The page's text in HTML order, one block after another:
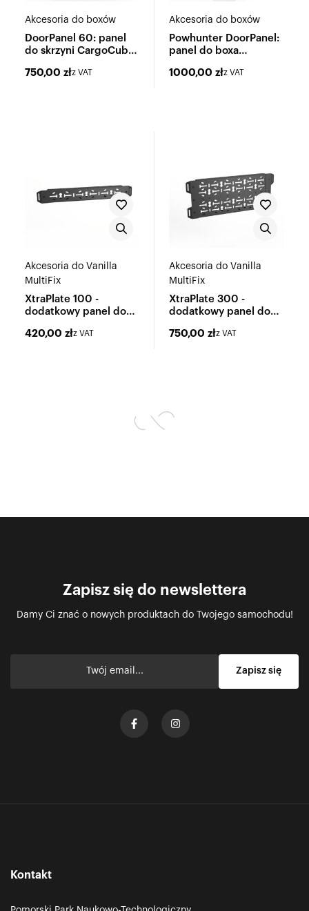
Akcesoria do boxów
DoorPanel 60: panel
do skrzyni CargoCube
750,00 złz VAT
Akcesoria do boxów
Powhunter DoorPanel:
panel do boxa
1000,00 złz VAT
Akcesoria do Vanilla
MultiFix
XtraPlate 100 -
dodatkowy panel do
420,00 złz VAT
Akcesoria do Vanilla
MultiFix
XtraPlate 300 -
dodatkowy panel do
750,00 złz VAT
Zapisz się do newslettera
Damy Ci znać o nowych produktach do Twojego samochodu!
Kontakt